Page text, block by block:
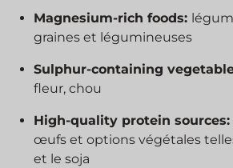
Magnesium-rich foods:
graines et légumineuses
Sulphur-containing
fleur, chou
High-quality protein sources:
œufs et options végétales
et le soja